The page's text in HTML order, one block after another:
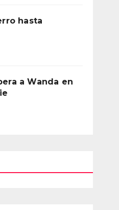
hasta
a Wanda en